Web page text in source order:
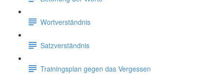
Wortverständnis
Satzverständnis
Trainingsplan gegen das Vergessen